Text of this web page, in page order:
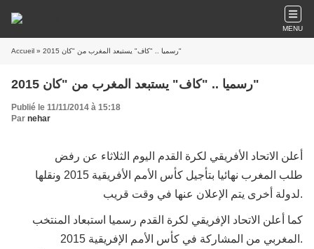
MENU
Accueil » رسميا .. "كاف" يستبعد المغرب من "كان 2015"
رسميا .. "كاف" يستبعد المغرب من "كان 2015"
Publié le 11/11/2014 à 15:18
Par nehar
أعلن الاتحاد الأفريقي لكرة القدم اليوم الثلاثاء عن رفض
طلب المغرب نهائيا بتأجيل كأس الأمم الأفريقية 2015 ونقلها
لدولة أخرى يتم الإعلان عنها في وقت قريب.
كما أعلن الاتحاد الإفريقي لكرة القدم رسميا استبعاد المنتخب
المغربي من المشاركة في كأس الأمم الإفريقية 2015.